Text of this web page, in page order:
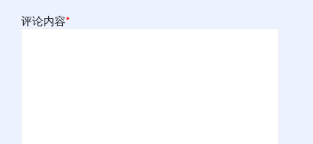
评论内容*